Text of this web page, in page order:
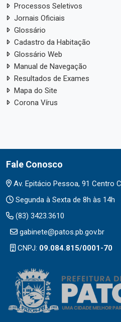
Processos Seletivos
Jornais Oficiais
Glossário
Cadastro da Habitação
Glossário Web
Manual de Navegação
Resultados de Exames
Mapa do Site
Corona Vírus
Fale Conosco
Av. Epitácio Pessoa, 91 Centro
Segunda à Sexta de 8h às 14h
(83) 3423.3610
gabinete@patos.pb.gov.br
CNPJ: 09.084.815/0001-70